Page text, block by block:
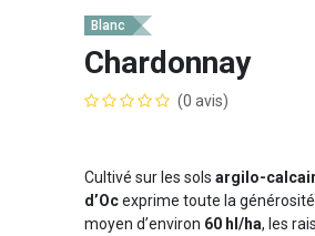
Blanc
Chardonnay
(0 avis)
Cultivé sur les sols argilo-
d’Ocexprime toute la
moyen d’environ 60 hl/ha, les